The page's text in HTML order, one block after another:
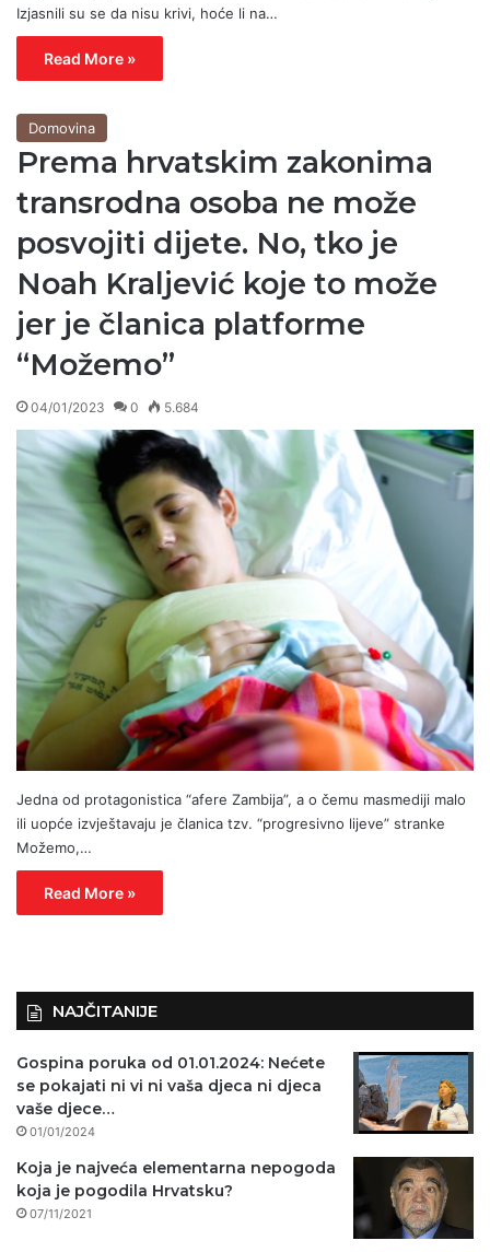
Izjasnili su se da nisu krivi, hoće li na…
Read More »
Domovina
Prema hrvatskim zakonima
transrodna osoba ne može
posvojiti dijete. No, tko je
Noah Kraljević koje to može
jer je članica platforme
“Možemo”
04/01/2023 0 5.684
Jedna od protagonistica “afere Zambija”, a o čemu masmediji malo
ili uopće izvještavaju je članica tzv. “progresivno lijeve” stranke
Možemo,…
Read More »
NAJČITANIJE
Gospina poruka od 01.01.2024: Nećete
se pokajati ni vi ni vaša djeca ni djeca
vaše djece…
01/01/2024
Koja je najveća elementarna nepogoda
koja je pogodila Hrvatsku?
07/11/2021